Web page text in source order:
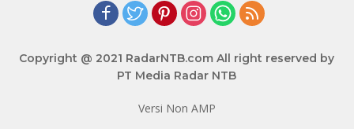
Copyright @ 2021 RadarNTB.com All right reserved by
PT Media Radar NTB
Versi Non AMP